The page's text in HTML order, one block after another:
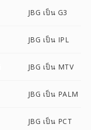
JBG เป็น G3
JBG เป็น IPL
JBG เป็น MTV
JBG เป็น PALM
JBG เป็น PCT